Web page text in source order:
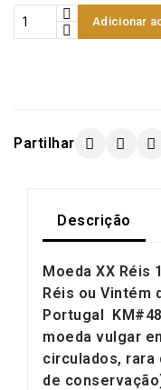
Adicionar
Partilhar
Descrição
Moeda XX Réis
Réis ou Vintém
Portugal
moeda vulgar
circulados, rara
de